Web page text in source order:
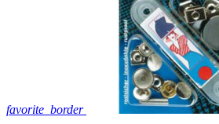
favorite_border